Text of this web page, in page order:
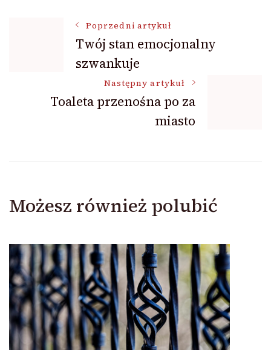
Nawigacja
wpisu
Poprzedni artykuł
Twój stan emocjonalny
szwankuje
Następny artykuł
Toaleta przenośna po za
miasto
Możesz również polubić